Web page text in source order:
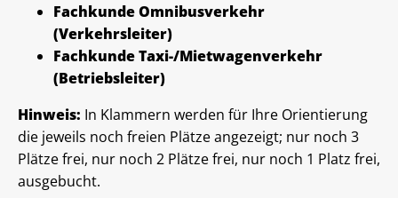
Fachkunde Omnibusverkehr
(Verkehrsleiter)
Fachkunde Taxi-/Mietwagenverkehr
(Betriebsleiter)
Hinweis: In Klammern werden für Ihre Orientierung
die jeweils noch freien Plätze angezeigt; nur noch 3
Plätze frei, nur noch 2 Plätze frei, nur noch 1 Platz frei,
ausgebucht.